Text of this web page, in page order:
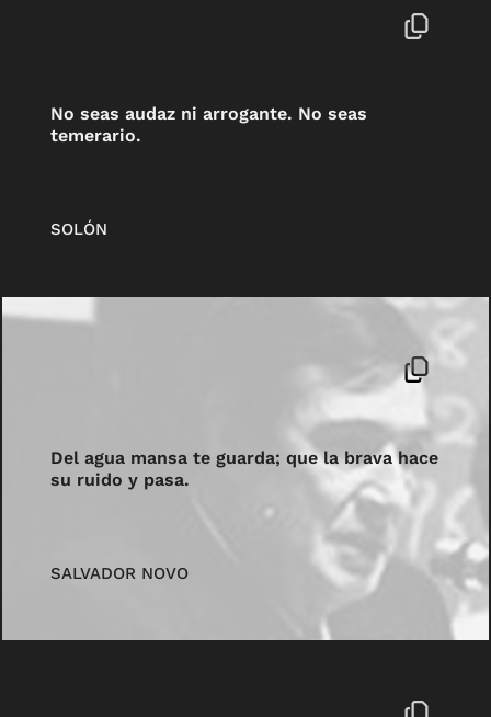
No seas audaz ni arrogante. No seas
temerario.
SOLÓN
Del agua mansa te guarda; que la brava hace
su ruido y pasa.
SALVADOR NOVO